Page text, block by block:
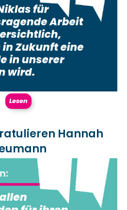
Lesen
Hannah